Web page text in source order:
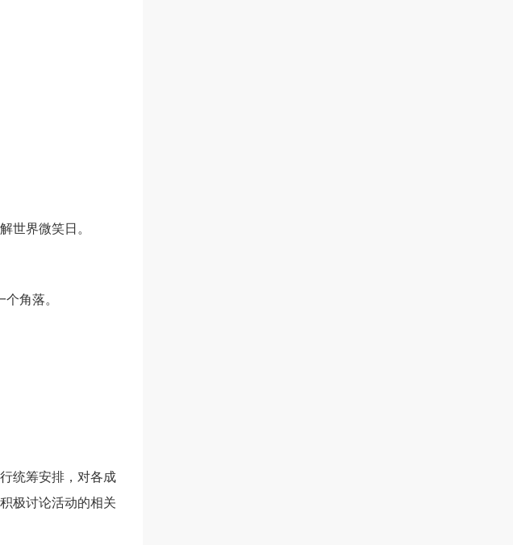
世界微笑日。
角落。
统筹安排，对各成
极讨论活动的相关